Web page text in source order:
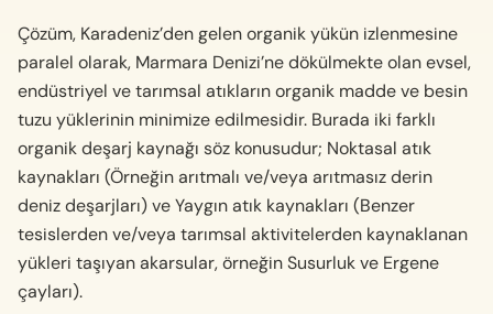
Çözüm, Karadeniz’den gelen organik yükün izlenmesine
paralel olarak, Marmara Denizi’ne dökülmekte olan evsel,
endüstriyel ve tarımsal atıkların organik madde ve besin
tuzu yüklerinin minimize edilmesidir. Burada iki farklı
organik deşarj kaynağı söz konusudur; Noktasal atık
kaynakları (Örneğin arıtmalı ve/veya arıtmasız derin
deniz deşarjları) ve Yaygın atık kaynakları (Benzer
tesislerden ve/veya tarımsal aktivitelerden kaynaklanan
yükleri taşıyan akarsular, örneğin Susurluk ve Ergene
çayları).